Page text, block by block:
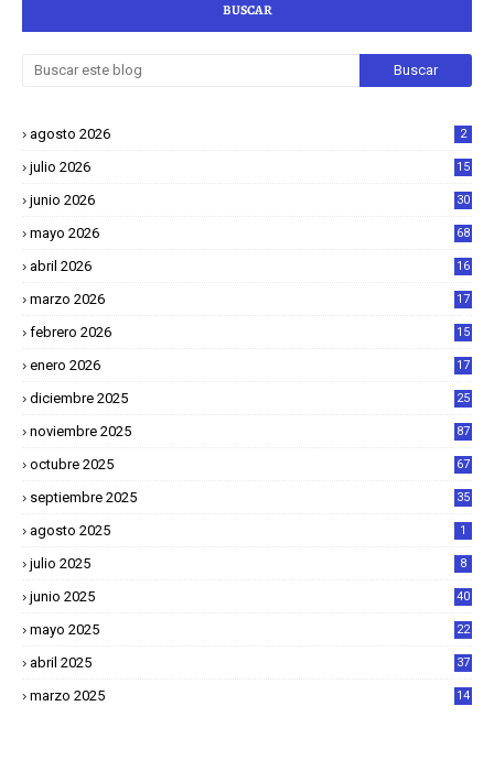
BUSCAR
agosto 2026 2
julio 2026 15
junio 2026 30
mayo 2026 68
abril 2026
16
marzo 2026
17
febrero 2026
15
enero 2026
17
diciembre 2025
25
noviembre 2025 87
octubre 2025 67
septiembre 2025 35
agosto 2025 1
julio 2025 8
junio 2025 40
mayo 2025
22
abril 2025
37
marzo 2025
14